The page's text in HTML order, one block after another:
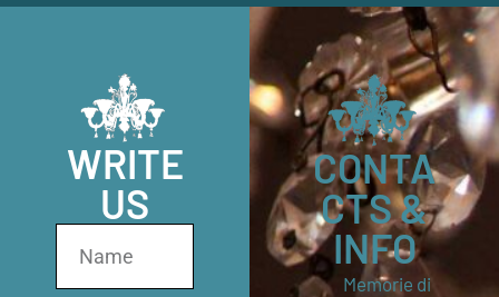
WRITE
US
CONTA
CTS &
INFO
Memorie di